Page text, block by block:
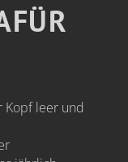
Kopf leer und